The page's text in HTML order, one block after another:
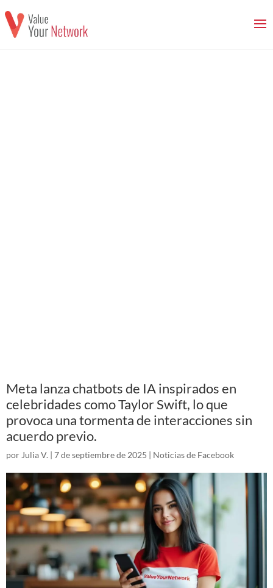
Meta lanza chatbots de IA inspirados en
celebridades como Taylor Swift, lo que
provoca una tormenta de interacciones sin
acuerdo previo.
por Julia V. | 7 de septiembre de 2025 | Noticias de Facebook